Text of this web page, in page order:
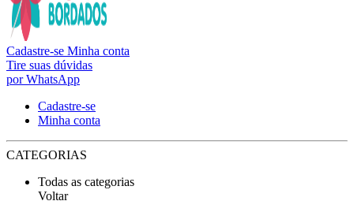
Cadastre-se Minha conta
Tire suas dúvidas
por WhatsApp
Cadastre-se
Minha conta
CATEGORIAS
Todas as categorias
Voltar